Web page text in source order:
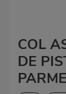
COL
DE